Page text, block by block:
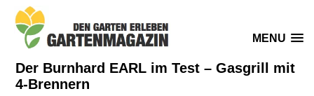
MENU
Der Burnhard EARL im Test – Gasgrill mit
4-Brennern